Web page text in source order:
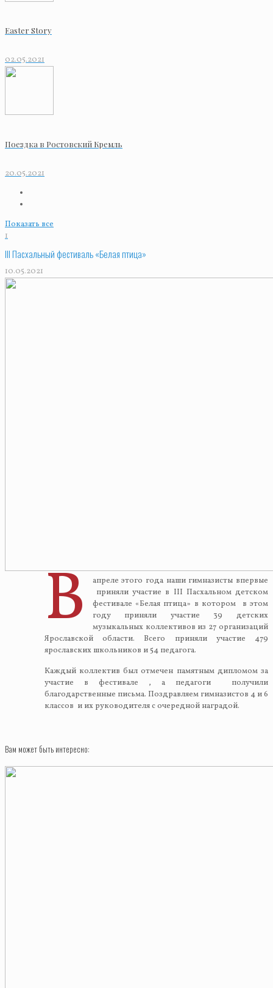
Easter Story
02.05.2021
Поездка в Ростовский Кремль
20.05.2021
Показать все
1
III Пасхальный фестиваль «Белая птица»
10.05.2021
В
апреле этого года наши гимназисты впервые
приняли участие в III Пасхальном детском
фестивале «Белая птица» в котором в этом
году приняли участие 39 детских
музыкальных коллективов из 27 организаций
Ярославской области. Всего приняли участие 479
ярославских школьников и 54 педагога.
Каждый коллектив был отмечен памятным дипломом за
участие в фестивале , а педагоги получили
благодарственные письма. Поздравляем гимназистов 4 и 6
классов и их руководителя с очередной наградой.
Вам может быть интересно: